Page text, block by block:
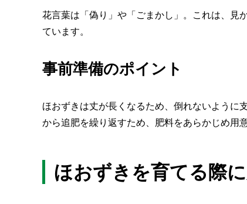
花言葉は「偽り」や「ごまかし」。これは、見
ています。
事前準備のポイント
ほおずきは丈が長くなるため、倒れないように
から追肥を繰り返すため、肥料をあらかじめ用
ほおずきを育てる際